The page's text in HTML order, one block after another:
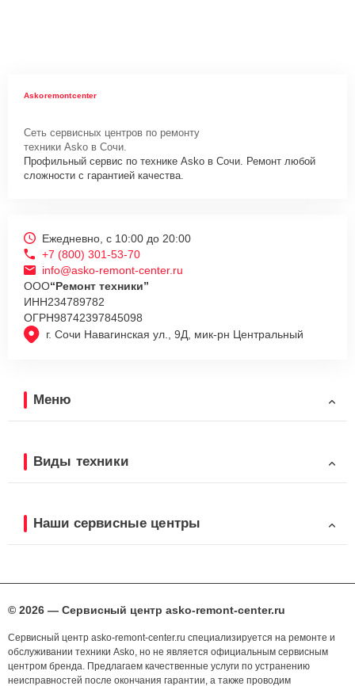
Askoremontcenter
Сеть сервисных центров по ремонту
техники Asko в Сочи.
Профильный сервис по технике Asko в Сочи. Ремонт любой
сложности с гарантией качества.
г. Сочи Навагинская ул., 9Д, мик-рн Центральный
Ежедневно, с 10:00 до 20:00
+7 (800) 301-53-70
info@asko-remont-center.ru
ООО“Ремонт техники”
ИНН234789782
ОГРН98742397845098
Меню
Виды техники
Наши сервисные центры
© 2026 — Сервисный центр asko-remont-center.ru
Сервисный центр asko-remont-center.ru специализируется на ремонте и
обслуживании техники Asko, но не является официальным сервисным
центром бренда. Предлагаем качественные услуги по устранению
неисправностей после окончания гарантии, а также проводим